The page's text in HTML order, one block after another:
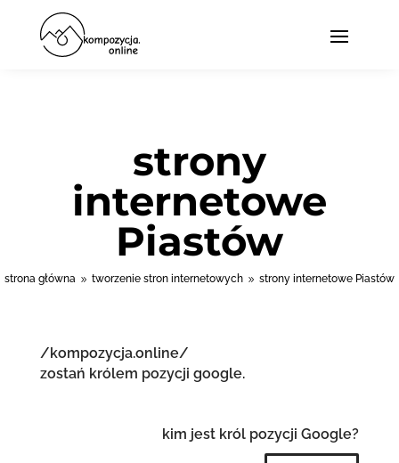
strony
internetowe
Piastów
strona główna 9 tworzenie stron internetowych 9 strony internetowe Piastów
/kompozycja.online/
zostań królem pozycji google.
kim jest król pozycji Google?